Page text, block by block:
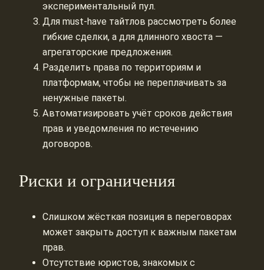
экспериментальный пул.
Для must-have тайтлов рассмотреть более
гибкие сделки, а для длинного хвоста —
агрегаторские предложения.
Разделить права по территориям и
платформам, чтобы не переплачивать за
ненужные пакеты.
Автоматизировать учёт сроков действия
прав и уведомления по истечению
договоров.
Риски и ограничения
Слишком жёсткая позиция в переговорах
может закрыть доступ к важным пакетам
прав.
Отсутствие юристов, знакомых с